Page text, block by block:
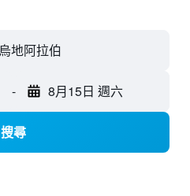
地阿拉伯
- 8月15日 週六
搜尋